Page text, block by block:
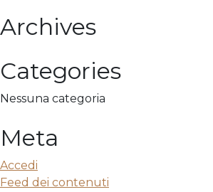
Archives
Categories
Nessuna categoria
Meta
Accedi
Feed dei contenuti